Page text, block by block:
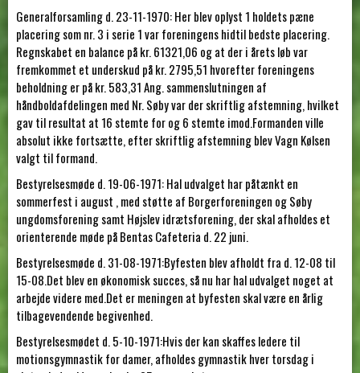
Generalforsamling d. 23-11-1970: Her blev oplyst 1 holdets pæne
placering som nr. 3 i serie 1 var foreningens hidtil bedste placering.
Regnskabet en balance på kr. 61321,06 og at der i årets løb var
fremkommet et underskud på kr. 2795,51 hvorefter foreningens
beholdning er på kr. 583,31 Ang. sammenslutningen af
håndboldafdelingen med Nr. Søby var der skriftlig afstemning, hvilket
gav til resultat at 16 stemte for og 6 stemte imod.Formanden ville
absolut ikke fortsætte, efter skriftlig afstemning blev Vagn Kølsen
valgt til formand.
Bestyrelsesmøde d. 19-06-1971: Hal udvalget har påtænkt en
sommerfest i august , med støtte af Borgerforeningen og Søby
ungdomsforening samt Højslev idrætsforening, der skal afholdes et
orienterende møde på Bentas Cafeteria d. 22 juni.
Bestyrelsesmøde d. 31-08-1971:Byfesten blev afholdt fra d. 12-08 til
15-08.Det blev en økonomisk succes, så nu har hal udvalget noget at
arbejde videre med.Det er meningen at byfesten skal være en årlig
tilbagevendende begivenhed.
Bestyrelsesmødet d. 5-10-1971:Hvis der kan skaffes ledere til
motionsgymnastik for damer, afholdes gymnastik hver torsdag i